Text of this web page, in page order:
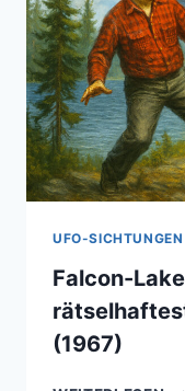
UFO-
Falcon-
(1967)